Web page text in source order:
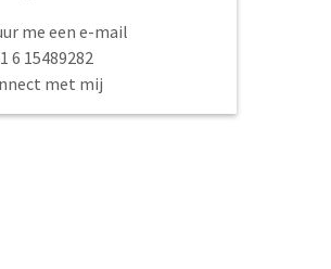
me een e-mail
6 15489282
met mij